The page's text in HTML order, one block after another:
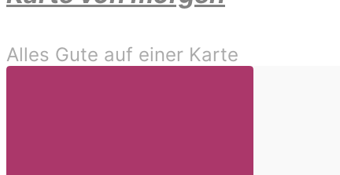
Alles Gute auf einer Karte